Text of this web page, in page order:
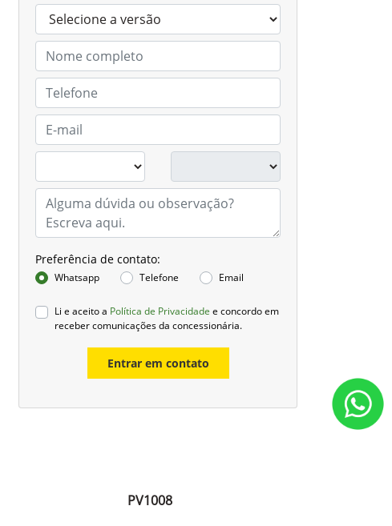
Preferência de contato:
Whatsapp Telefone Email
Li e aceito a Política de Privacidade e concordo em
receber comunicações da concessionária.
Entrar em contato
PV1008